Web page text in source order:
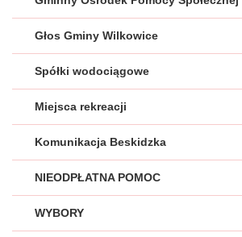
Głos Gminy Wilkowice
Spółki wodociągowe
Miejsca rekreacji
Komunikacja Beskidzka
NIEODPŁATNA POMOC
WYBORY